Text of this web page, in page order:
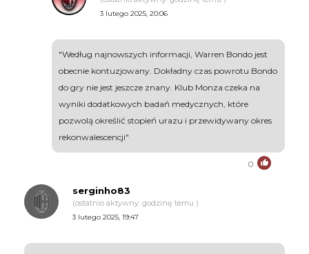
3 lutego 2025, 20:06
"Według najnowszych informacji, Warren Bondo jest
obecnie kontuzjowany. Dokładny czas powrotu Bondo
do gry nie jest jeszcze znany. Klub Monza czeka na
wyniki dodatkowych badań medycznych, które
pozwolą określić stopień urazu i przewidywany okres
rekonwalescencji"
0
serginho83
(ostatnio aktywny: godzinę temu )
3 lutego 2025, 19:47